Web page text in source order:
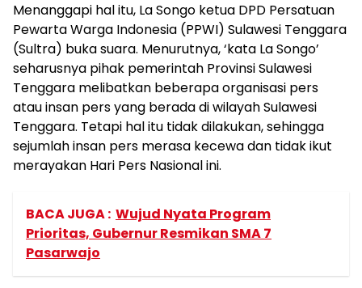
Menanggapi hal itu, La Songo ketua DPD Persatuan
Pewarta Warga Indonesia (PPWI) Sulawesi Tenggara
(Sultra) buka suara. Menurutnya, ‘kata La Songo’
seharusnya pihak pemerintah Provinsi Sulawesi
Tenggara melibatkan beberapa organisasi pers
atau insan pers yang berada di wilayah Sulawesi
Tenggara. Tetapi hal itu tidak dilakukan, sehingga
sejumlah insan pers merasa kecewa dan tidak ikut
merayakan Hari Pers Nasional ini.
BACA JUGA : Wujud Nyata Program
Prioritas, Gubernur Resmikan SMA 7
Pasarwajo